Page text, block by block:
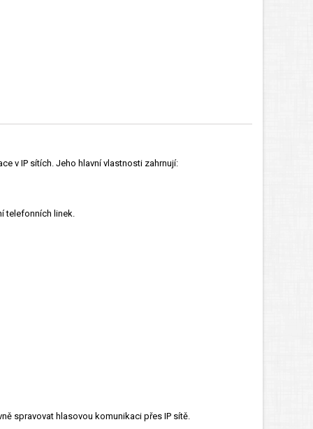
v IP sítích. Jeho hlavní vlastnosti zahrnují:
telefonních linek.
spravovat hlasovou komunikaci přes IP sítě.